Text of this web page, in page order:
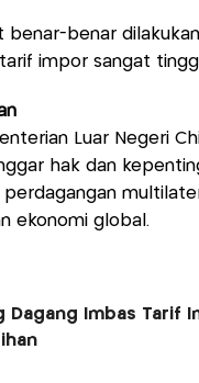
benar-benar
impor sangat
Luar Negeri
hak dan
ekonomi global.
Dagang Imbas Tarif